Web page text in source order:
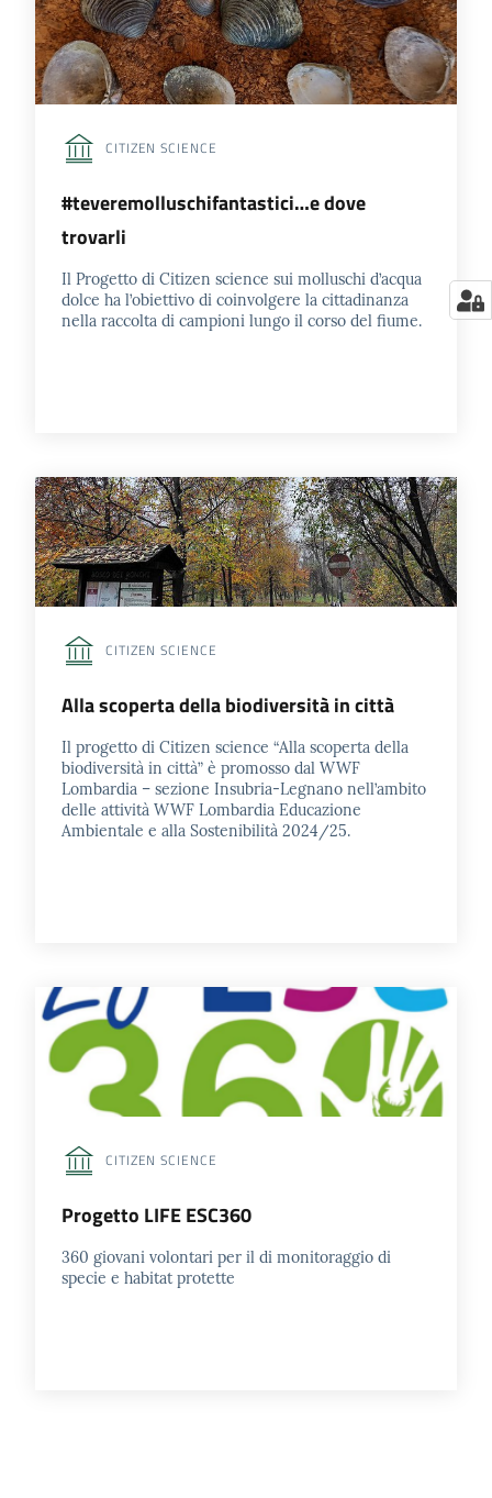
CITIZEN SCIENCE
#teveremolluschifantastici…e dove
trovarli
Il Progetto di Citizen science sui molluschi d’acqua
dolce ha l’obiettivo di coinvolgere la cittadinanza
nella raccolta di campioni lungo il corso del fiume.
CITIZEN SCIENCE
Alla scoperta della biodiversità in città
Il progetto di Citizen science “Alla scoperta della
biodiversità in città” è promosso dal WWF
Lombardia – sezione Insubria-Legnano nell’ambito
delle attività WWF Lombardia Educazione
Ambientale e alla Sostenibilità 2024/25.
CITIZEN SCIENCE
Progetto LIFE ESC360
360 giovani volontari per il di monitoraggio di
specie e habitat protette